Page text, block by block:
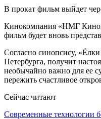
В прокат фильм выйдет
Кинокомпания «НМГ
фильм будет вновь
Согласно синопсису,
Петербурга, получит
необычайно важно для ее
пережить счастливое
Сейчас читают
Современные технологии